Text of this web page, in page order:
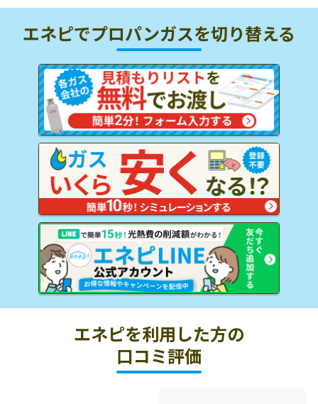
エネピでプロパンガスを切り替える
エネピを利用した方の
口コミ評価